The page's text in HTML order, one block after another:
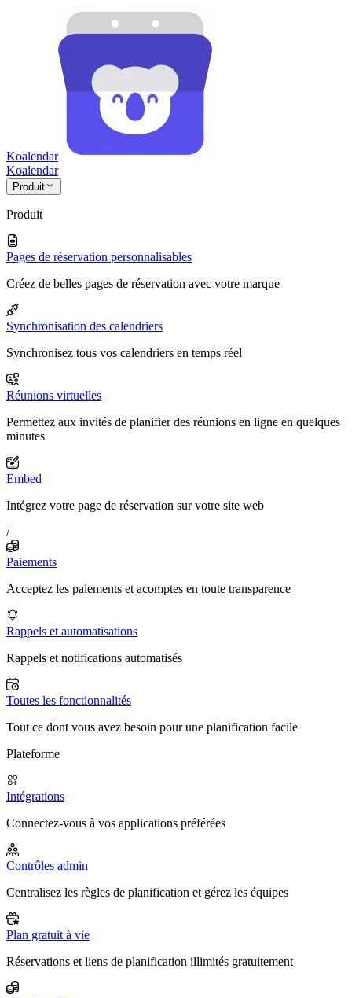
Koalendar
Koalendar
Produit
Produit
Pages de réservation personnalisables
Créez de belles pages de réservation avec votre marque
Synchronisation des calendriers
Synchronisez tous vos calendriers en temps réel
Réunions virtuelles
Permettez aux invités de planifier des réunions en ligne en quelques
minutes
Embed
Intégrez votre page de réservation sur votre site web
/
Paiements
Acceptez les paiements et acomptes en toute transparence
Rappels et automatisations
Rappels et notifications automatisés
Toutes les fonctionnalités
Tout ce dont vous avez besoin pour une planification facile
Plateforme
Intégrations
Connectez-vous à vos applications préférées
Contrôles admin
Centralisez les règles de planification et gérez les équipes
Plan gratuit à vie
Réservations et liens de planification illimités gratuitement